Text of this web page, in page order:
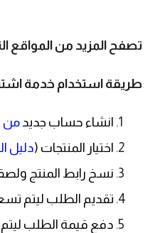
تصفح المزيد من المواقع
طريقة استخدام خدمة
انشاء حساب جديد من
اختيار المنتجات (دليل
نسخ رابط المنتج
تقديم الطلب ليتم
دفع قيمة الطلب ليتم